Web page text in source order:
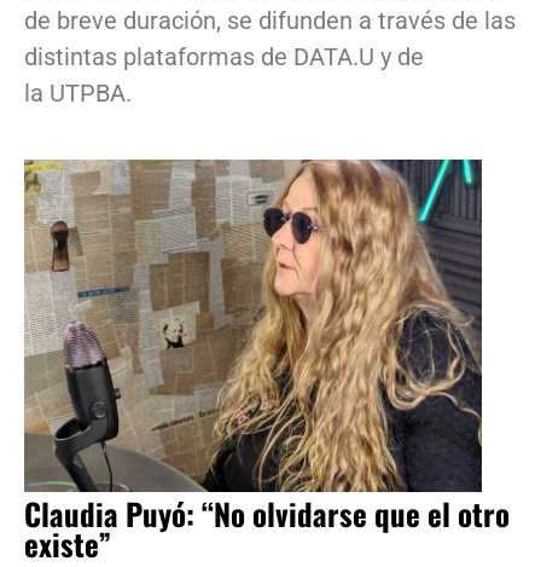
de breve duración, se difunden a través de las
distintas plataformas de DATA.U y de
la UTPBA.
Claudia Puyó: “No olvidarse que el otro
existe”